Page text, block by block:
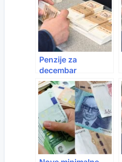
Penzije za
decembar
isplaćene danas:
Od januara
povećanje do 17
posto, minimalna
ide na 700 KM